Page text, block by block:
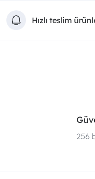
Hızlı teslim
256